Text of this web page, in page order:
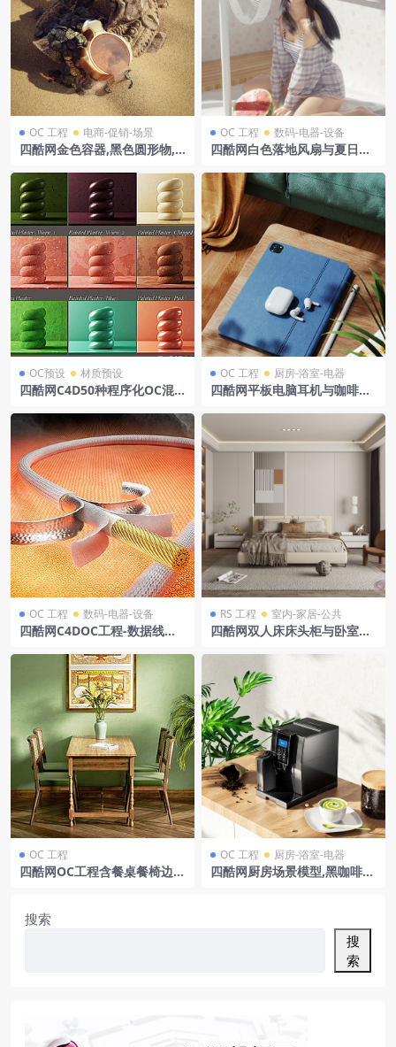
OC 工程 电商-促销-场景
四酷网金色容器,黑色圆形物,
OC 工程 数码-电器-设备
四酷网白色落地风扇与夏日场
OC预设 材质预设
四酷网C4D50种程序化OC混
OC 工程 厨房-浴室-电器
四酷网平板电脑耳机与咖啡沙
OC 工程 数码-电器-设备
四酷网C4DOC工程-数据线分
温线缆
RS 工程 室内-家居-公共
四酷网双人床床头柜与卧室衣
OC 工程
四酷网OC工程含餐桌餐椅边柜
OC 工程 厨房-浴室-电器
四酷网厨房场景模型,黑咖啡机
搜索
搜
索